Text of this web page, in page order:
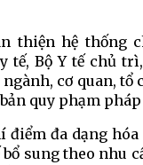
thiện hệ thống
tế, Bộ Y tế chủ
cơ quan, tổ
quy phạm
điểm đa dạng
bổ sung theo nhu